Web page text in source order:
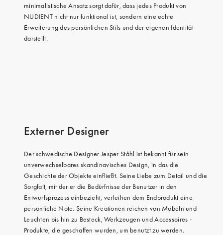
minimalistische Ansatz sorgt dafür, dass jedes Produkt von
NUDIENT nicht nur funktional ist, sondern eine echte
Erweiterung des persönlichen Stils und der eigenen Identität
darstellt.
Externer Designer
Der schwedische Designer Jesper Ståhl ist bekannt für sein
unverwechselbares skandinavisches Design, in das die
Geschichte der Objekte einfließt. Seine Liebe zum Detail und die
Sorgfalt, mit der er die Bedürfnisse der Benutzer in den
Entwurfsprozess einbezieht, verleihen dem Endprodukt eine
persönliche Note. Seine Kreationen reichen von Möbeln und
Leuchten bis hin zu Besteck, Werkzeugen und Accessoires -
Produkte, die geschaffen wurden, um benutzt zu werden.